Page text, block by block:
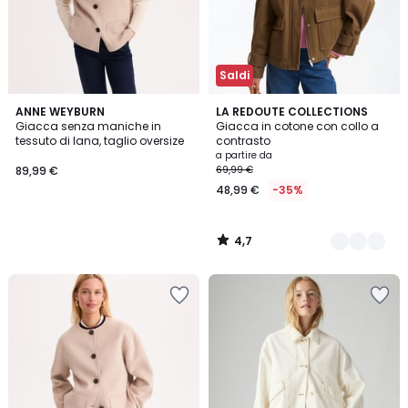
ANNE WEYBURN
Giacca senza maniche in
tessuto di lana, taglio oversize
89,99 €
Saldi
LA REDOUTE COLLECTIONS
Giacca in cotone con collo a
contrasto
a partire da
69,99 €
48,99 € -35%
4,7
/ 5
2
Colori
4,7
/